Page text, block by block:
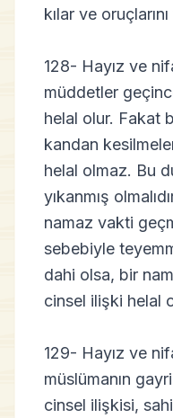
kılar ve
128- Hayız ve
müddetler
helal olur. Fakat
kandan
helal olmaz. Bu
yıkanmış
namaz vakti
sebebiyle
dahi olsa, bir
cinsel ilişki helal
129- Hayız ve
müslümanın
cinsel ilişkisi,